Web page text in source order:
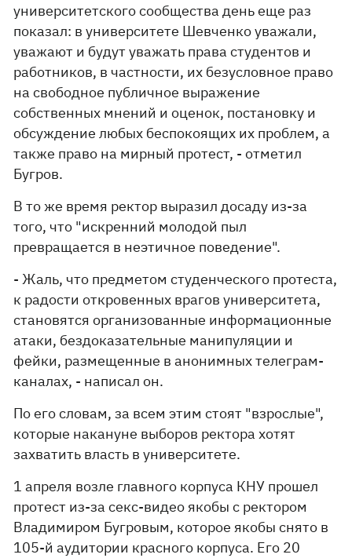
университетского сообщества день еще раз
показал: в университете Шевченко уважали,
уважают и будут уважать права студентов и
работников, в частности, их безусловное право
на свободное публичное выражение
собственных мнений и оценок, постановку и
обсуждение любых беспокоящих их проблем, а
также право на мирный протест, - отметил
Бугров.
В то же время ректор выразил досаду из-за
того, что "искренний молодой пыл
превращается в неэтичное поведение".
- Жаль, что предметом студенческого протеста,
к радости откровенных врагов университета,
становятся организованные информационные
атаки, бездоказательные манипуляции и
фейки, размещенные в анонимных телеграм-
каналах, - написал он.
По его словам, за всем этим стоят "взрослые",
которые накануне выборов ректора хотят
захватить власть в университете.
1 апреля возле главного корпуса КНУ прошел
протест из-за секс-видео якобы с ректором
Владимиром Бугровым, которое якобы снято в
105-й аудитории красного корпуса. Его 20